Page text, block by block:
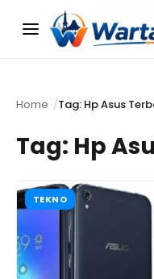
Menu
Home Tag: Hp Asus
Tag: Hp
TEKNO